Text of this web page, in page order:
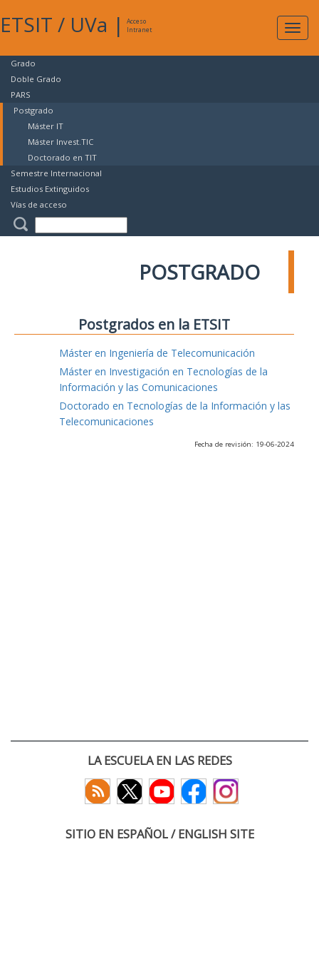
ETSIT / UVa |
Acceso
Intranet
Grado
Doble Grado
PARS
Postgrado
Máster IT
Máster Invest.TIC
Doctorado en TIT
Semestre Internacional
Estudios Extinguidos
Vías de acceso
POSTGRADO
Postgrados en la ETSIT
Máster en Ingeniería de Telecomunicación
Máster en Investigación en Tecnologías de la
Información y las Comunicaciones
Doctorado en Tecnologías de la Información y las
Telecomunicaciones
Fecha de revisión: 19-06-2024
LA ESCUELA EN LAS REDES
SITIO EN ESPAÑOL / ENGLISH SITE